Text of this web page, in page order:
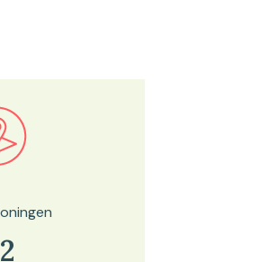
kaartviewer